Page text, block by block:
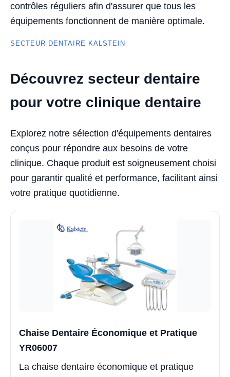
contrôles réguliers afin d'assurer que tous les
équipements fonctionnent de manière optimale.
SECTEUR DENTAIRE KALSTEIN
Découvrez secteur dentaire
pour votre clinique dentaire
Explorez notre sélection d'équipements dentaires
conçus pour répondre aux besoins de votre
clinique. Chaque produit est soigneusement choisi
pour garantir qualité et performance, facilitant ainsi
votre pratique quotidienne.
Chaise Dentaire Économique et Pratique
YR06007
La chaise dentaire économique et pratique